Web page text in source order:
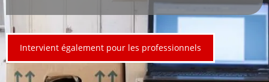
Intervient également pour les professionnels